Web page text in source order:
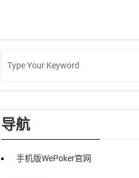
导航
手机版WePoker官网